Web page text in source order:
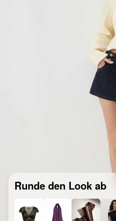
Runde den Look ab